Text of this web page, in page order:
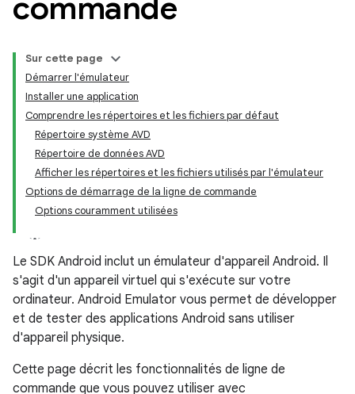
commande
Sur cette page
Démarrer l'émulateur
Installer une application
Comprendre les répertoires et les fichiers par défaut
Répertoire système AVD
Répertoire de données AVD
Afficher les répertoires et les fichiers utilisés par l'émulateur
Options de démarrage de la ligne de commande
Options couramment utilisées
Le SDK Android inclut un émulateur d'appareil Android. Il
s'agit d'un appareil virtuel qui s'exécute sur votre
ordinateur. Android Emulator vous permet de développer
et de tester des applications Android sans utiliser
d'appareil physique.
Cette page décrit les fonctionnalités de ligne de
commande que vous pouvez utiliser avec